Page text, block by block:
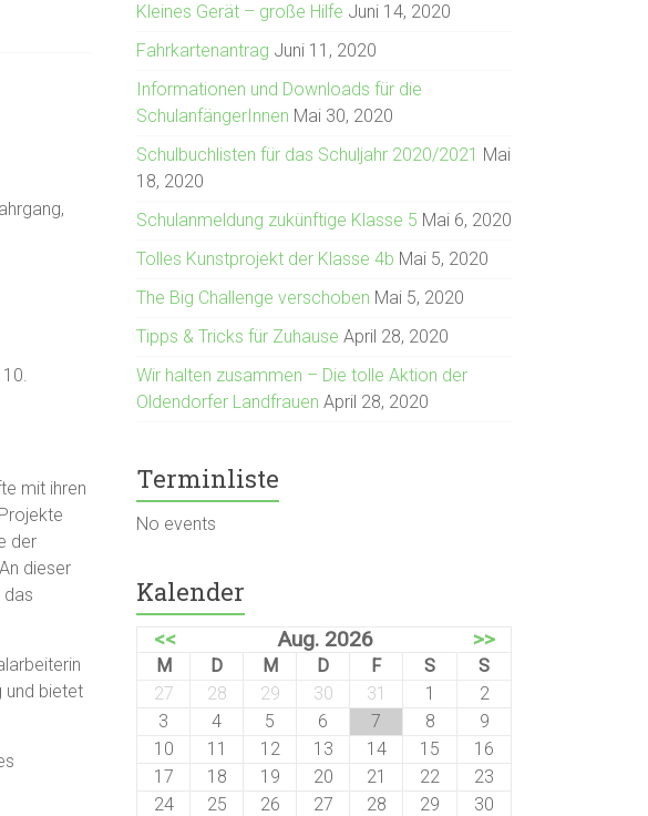
mit ihren
der
dieser
das
und bietet
Kleines Gerät – große Hilfe Juni 14, 2020
Fahrkartenantrag Juni 11, 2020
Informationen und Downloads für die
SchulanfängerInnen Mai 30, 2020
Schulbuchlisten für das Schuljahr 2020/2021 Mai
18, 2020
Schulanmeldung zukünftige Klasse 5 Mai 6, 2020
Tolles Kunstprojekt der Klasse 4b Mai 5, 2020
The Big Challenge verschoben Mai 5, 2020
Tipps & Tricks für Zuhause April 28, 2020
Wir halten zusammen – Die tolle Aktion der
Oldendorfer Landfrauen April 28, 2020
Terminliste
No events
Kalender
<< Aug. 2026 >>
M D M D F S
S
27
28 29 30 31 1
2
3
4 5 6 7 8
9
10
11 12 13 14 15
16
17
18 19 20 21 22
23
24
25 26 27 28 29
30